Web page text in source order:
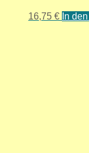
16,75 € In